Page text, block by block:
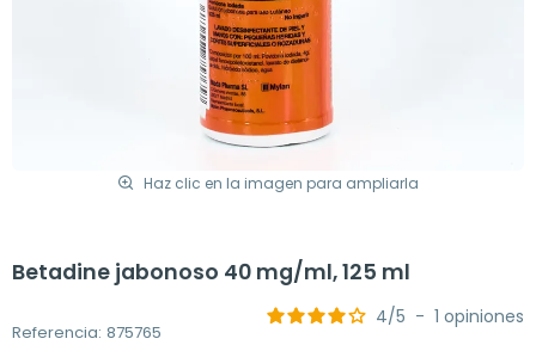
Haz clic en la imagen para ampliarla
Betadine jabonoso 40 mg/ml, 125 ml
Referencia: 875765
4/5 - 1 opiniones